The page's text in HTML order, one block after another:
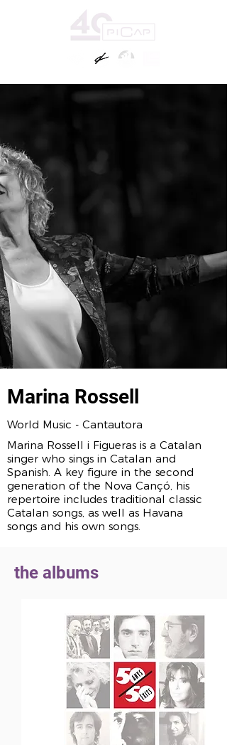
Marina Rossell
World Music - Cantautora
Marina Rossell i Figueras is a Catalan
singer who sings in Catalan and
Spanish. A key figure in the second
generation of the Nova Cançó, his
repertoire includes traditional classic
Catalan songs, as well as Havana
songs and his own songs.
the albums